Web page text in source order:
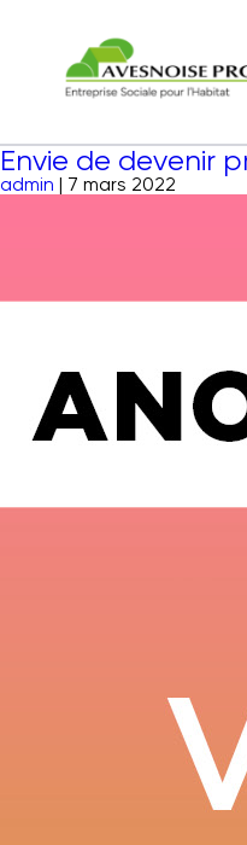
Envie de devenir
admin | 7 mars 2022